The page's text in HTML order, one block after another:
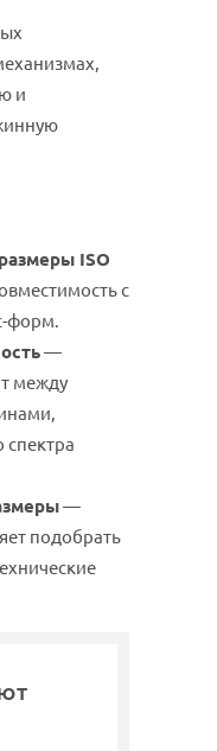
и
ISO
с
форм.
—
между
—
подобрать